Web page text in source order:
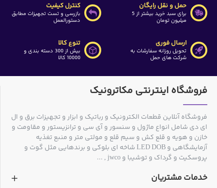
حمل و نقل رایگان
برای سبد خرید بیشتر از 5
میلیون تومان
کنترل کیفیت
بازرسی و تست تجهیزات مطابق
دستورالعمل
ارسال فوری
تحویل روزانه سفارشات به
شرکت های حمل
تنوع کالا
بیش از 300 دسته بندی و
10000 کالا
فروشگاه اینترنتی مکاترونیک
فروشگاه آنلاین قطعات الکترونیک و رباتیک و ابزار و تجهیزات برق و ال
ای دی شامل انواع ماژول و سنسور و آی سی و ترانزیستور و مقاومت و
خازن و هویه و قلع کش و سیم قلع و مولتی متر و منبع تغذیه
آزمایشگاهی و LED DOB شاخه ای بلوکی و برندهایی مثل گوت و
پروسکیت و گرداک و توشیبا و jwco , ...
خدمات مشتریان